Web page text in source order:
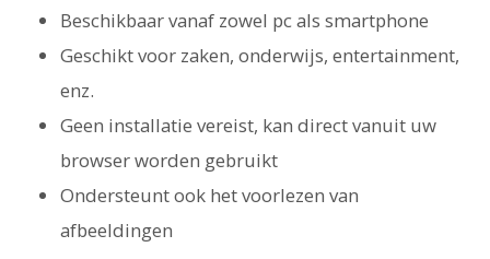
Beschikbaar vanaf zowel pc als smartphone
Geschikt voor zaken, onderwijs, entertainment,
enz.
Geen installatie vereist, kan direct vanuit uw
browser worden gebruikt
Ondersteunt ook het voorlezen van
afbeeldingen